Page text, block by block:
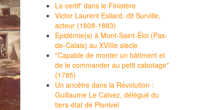
Le certif' dans le Finistère
Victor Laurent Esliard, dit Surville,
acteur (1808-1883)
Epidémie(s) à Mont-Saint-Éloi (Pas-
de-Calais) au XVIIIe siècle
"Capable de monter un bâtiment et
de le commander au petit cabotage"
(1785)
Un ancêtre dans la Révolution :
Guillaume Le Calvez, délégué du
tiers-état de Plonivel